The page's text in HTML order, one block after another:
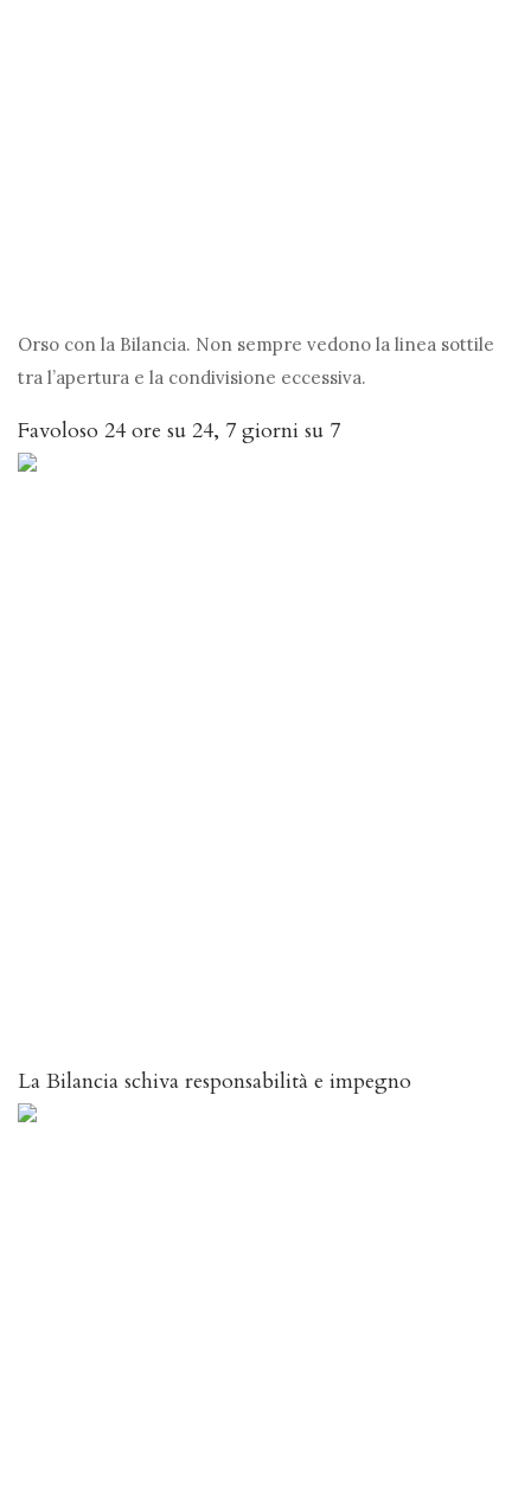
Orso con la Bilancia. Non sempre vedono la linea sottile
tra l’apertura e la condivisione eccessiva.
Favoloso 24 ore su 24, 7 giorni su 7
La Bilancia schiva responsabilità e impegno